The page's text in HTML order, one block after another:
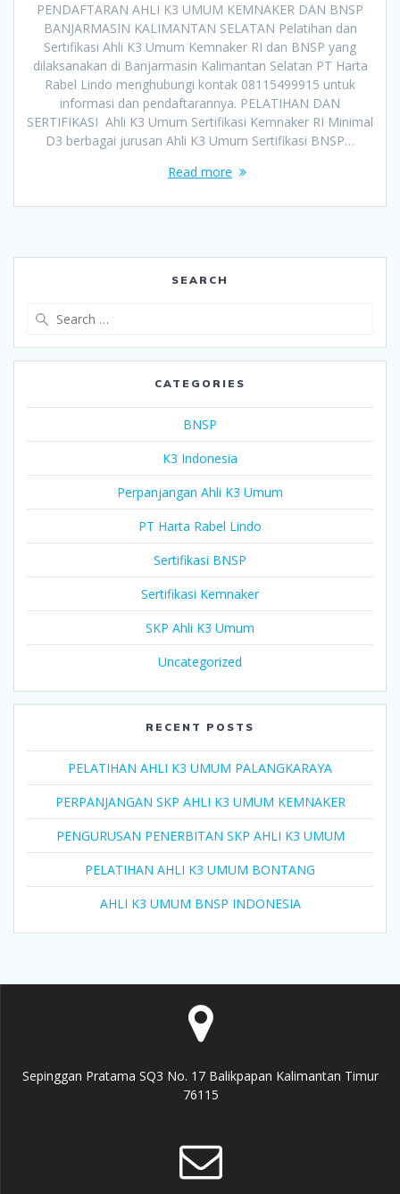
PENDAFTARAN AHLI K3 UMUM KEMNAKER DAN BNSP
BANJARMASIN KALIMANTAN SELATAN Pelatihan dan
Sertifikasi Ahli K3 Umum Kemnaker RI dan BNSP yang
dilaksanakan di Banjarmasin Kalimantan Selatan PT Harta
Rabel Lindo menghubungi kontak 08115499915 untuk
informasi dan pendaftarannya. PELATIHAN DAN
SERTIFIKASI Ahli K3 Umum Sertifikasi Kemnaker RI Minimal
D3 berbagai jurusan Ahli K3 Umum Sertifikasi BNSP…
Read more
SEARCH
CATEGORIES
BNSP
K3 Indonesia
Perpanjangan Ahli K3 Umum
PT Harta Rabel Lindo
Sertifikasi BNSP
Sertifikasi Kemnaker
SKP Ahli K3 Umum
Uncategorized
RECENT POSTS
PELATIHAN AHLI K3 UMUM PALANGKARAYA
PERPANJANGAN SKP AHLI K3 UMUM KEMNAKER
PENGURUSAN PENERBITAN SKP AHLI K3 UMUM
PELATIHAN AHLI K3 UMUM BONTANG
AHLI K3 UMUM BNSP INDONESIA
Sepinggan Pratama SQ3 No. 17 Balikpapan Kalimantan Timur
76115